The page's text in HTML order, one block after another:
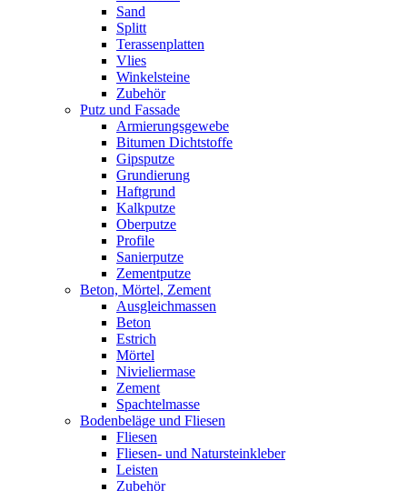
Sand
Splitt
Terassenplatten
Vlies
Winkelsteine
Zubehör
Putz und Fassade
Armierungsgewebe
Bitumen Dichtstoffe
Gipsputze
Grundierung
Haftgrund
Kalkputze
Oberputze
Profile
Sanierputze
Zementputze
Beton, Mörtel, Zement
Ausgleichmassen
Beton
Estrich
Mörtel
Nivieliermase
Zement
Spachtelmasse
Bodenbeläge und Fliesen
Fliesen
Fliesen- und Natursteinkleber
Leisten
Zubehör